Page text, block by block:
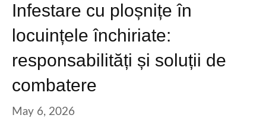
Infestare cu ploșnițe în
locuințele închiriate:
responsabilități și soluții de
combatere
May 6, 2026